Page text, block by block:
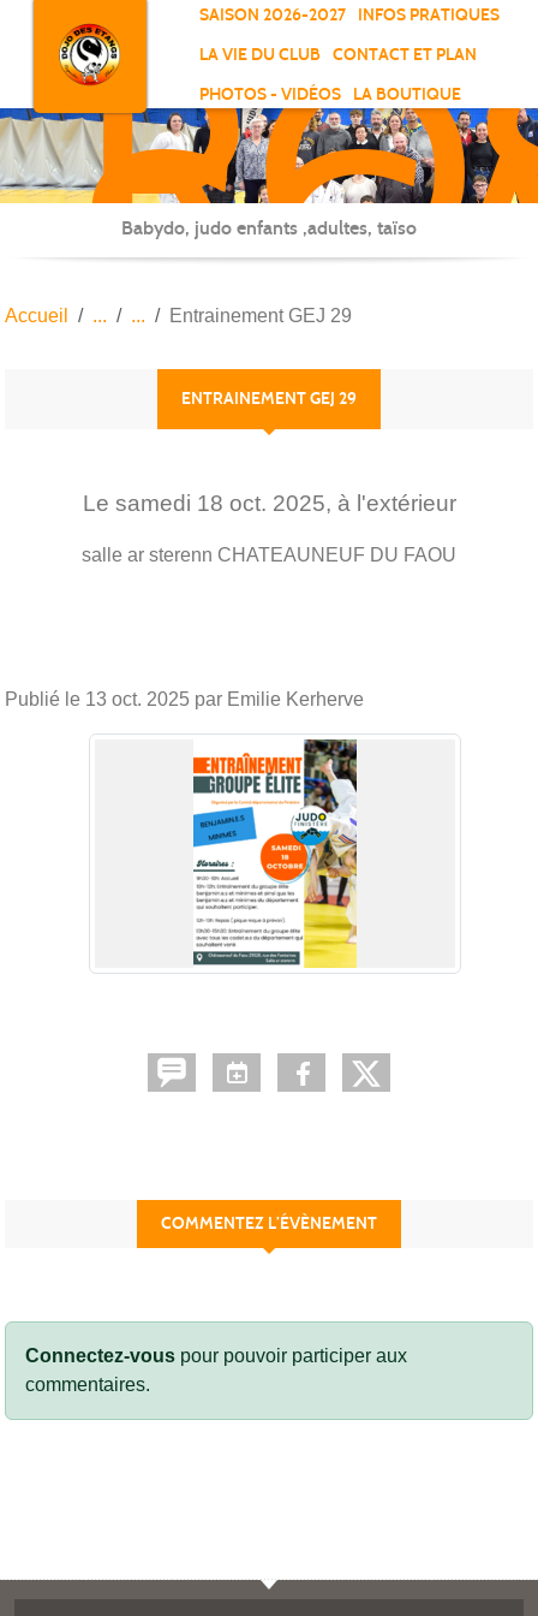
SAISON 2026-2027
INFOS PRATIQUES
LA VIE DU CLUB
CONTACT ET PLAN
PHOTOS - VIDÉOS
LA BOUTIQUE
-
-
Babydo, judo enfants ,adultes, taïso
Accueil Entrainement GEJ 29
ENTRAINEMENT GEJ 29
Le samedi 18 oct. 2025, à l'extérieur
salle ar sterenn CHATEAUNEUF DU FAOU
Publié le 13 oct. 2025 par Emilie Kerherve
COMMENTEZ L’ÉVÈNEMENT
Connectez-vous pour pouvoir participer aux
commentaires.
Panneau de gestion des cookies